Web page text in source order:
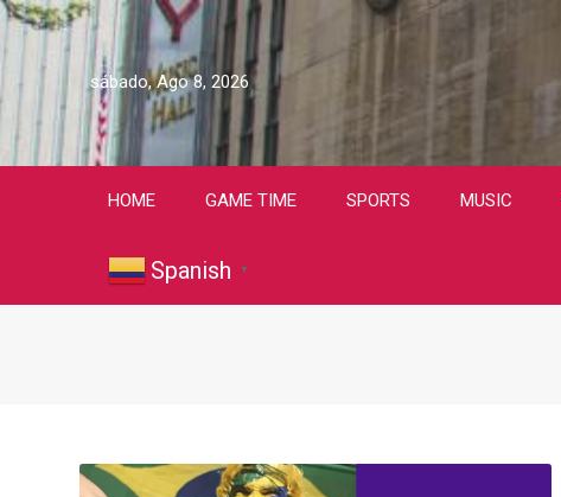
sábado, Ago 8, 2026
HOME GAME TIME SPORTS MUSIC
Spanish ▼